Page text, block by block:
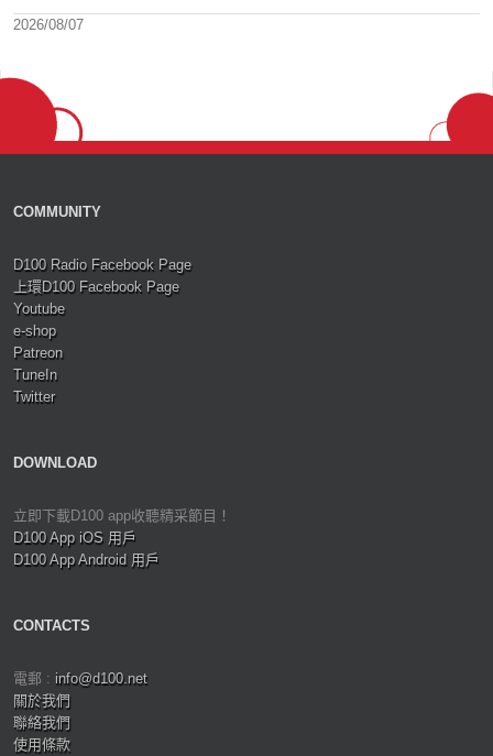
2026/08/07
COMMUNITY
D100 Radio Facebook Page
上環D100 Facebook Page
Youtube
e-shop
Patreon
TuneIn
Twitter
DOWNLOAD
立即下載D100 app收聽精采節目！
D100 App iOS 用戶
D100 App Android 用戶
CONTACTS
電郵 : info@d100.net
關於我們
聯絡我們
使用條款